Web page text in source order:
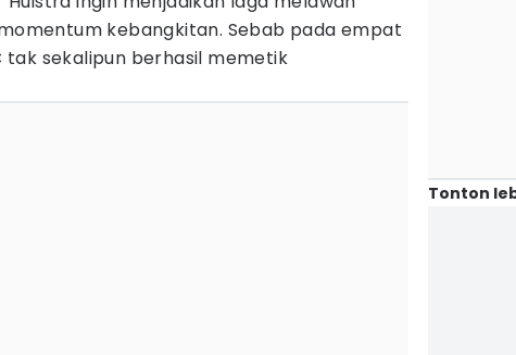
kebangkitan. Sebab pada empat
tak sekalipun berhasil memetik
Tonton